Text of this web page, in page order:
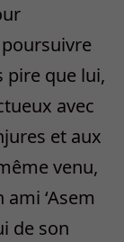
pire que lui,
avec
et aux
venu,
‘Asem
de son